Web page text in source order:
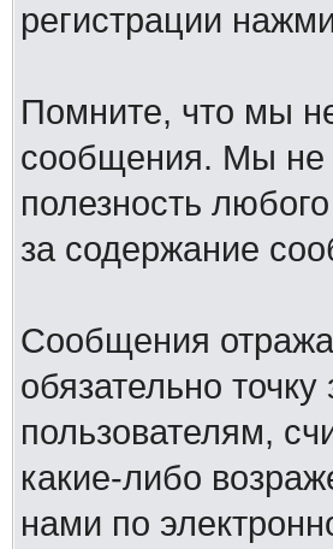
регистрации
Помните, что мы
сообщения. Мы не
полезность
за содержание
Сообщения
обязательно
пользователям,
какие-либо
нами по